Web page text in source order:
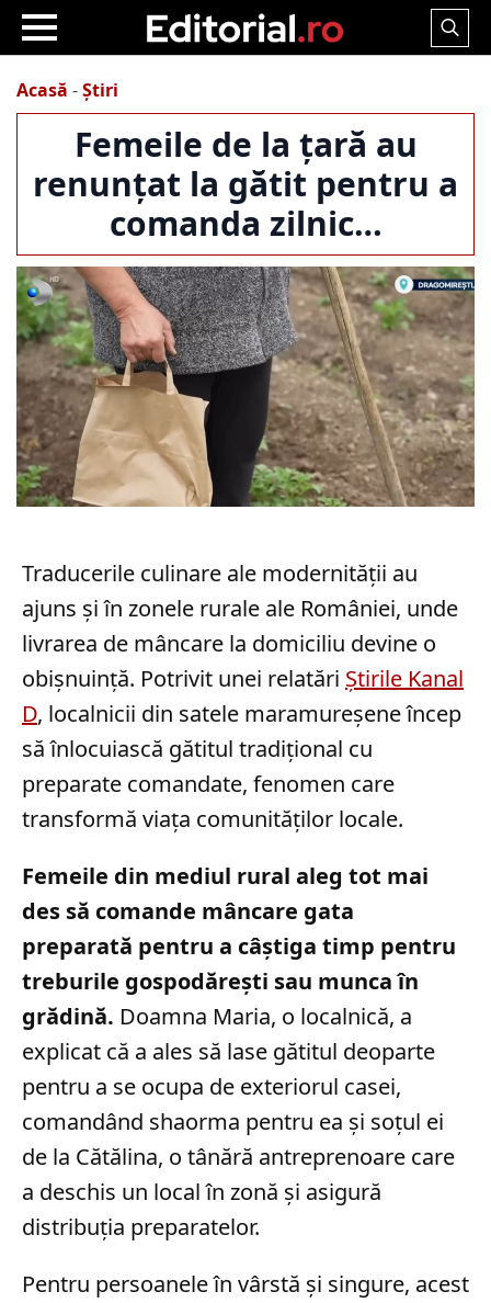
Search
Acasă -Știri
Femeile de la țară au
renunțat la gătit pentru a
comanda zilnic…
Traducerile culinare ale modernității au
ajuns și în zonele rurale ale României, unde
livrarea de mâncare la domiciliu devine o
obișnuință. Potrivit unei relatări Știrile Kanal
D, localnicii din satele maramureșene încep
să înlocuiască gătitul tradițional cu
preparate comandate, fenomen care
transformă viața comunităților locale.
Femeile din mediul rural aleg tot mai
des să comande mâncare gata
preparată pentru a câștiga timp pentru
treburile gospodărești sau munca în
grădină. Doamna Maria, o localnică, a
explicat că a ales să lase gătitul deoparte
pentru a se ocupa de exteriorul casei,
comandând shaorma pentru ea și soțul ei
de la Cătălina, o tânără antreprenoare care
a deschis un local în zonă și asigură
distribuția preparatelor.
Pentru persoanele în vârstă și singure, acest